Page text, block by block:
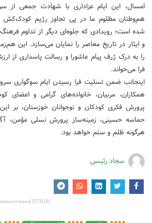
امسال، این ایام عزاداری با شهادت جمعی از
هم‌وطنان مظلوم ما در پی تجاوز رژیم کودک‌کش
شده است؛ رویدادی که جلوه‌ای دیگر از تداوم
و ایثار در تاریخ معاصر را نمایان می‌سازد. این
را به درک ژرف پیام عاشورا و رسالت پاسداری از
فرا می‌خواند.
اینجانب ضمن تسلیت فرا رسیدن ایام سوگواری
همکاران، مربیان، خانواده‌های گرامی و اعضای
پرورش فکری کودکان و نوجوانان خوزستان، بر
حماسه حسینی، زمینه‌ساز پرورش نسلی مؤمن،
هرگونه ظلم و ستم خواهد بود.
سجاد رئیسی